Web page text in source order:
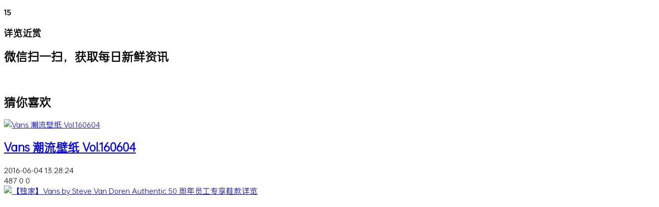
15
详览近赏
微信扫一扫，获取每日新鲜资讯
猜你喜欢
Vans 潮流壁纸 Vol.160604
2016-06-04 13:28:24
487 0 0